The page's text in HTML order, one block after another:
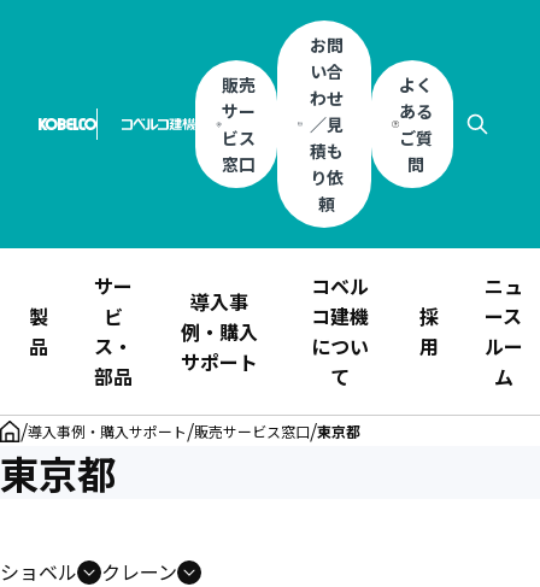
販売
サー
ビス
窓口
お問
い合
わせ
／見
積も
り依
頼
よく
ある
ご質
問
製
品
サー
ビ
ス・
部品
導入事
例・購入
サポート
コベル
コ建機
につい
て
採
用
ニュ
ース
ルー
ム
/導入事例・購入サポート/販売サービス窓口/東京都
東京都
ショベル クレーン